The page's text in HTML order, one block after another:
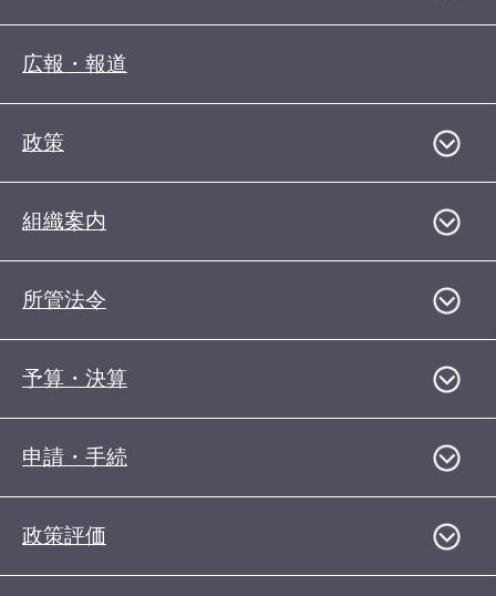
広報・報道
政策
組織案内
所管法令
予算・決算
申請・手続
政策評価